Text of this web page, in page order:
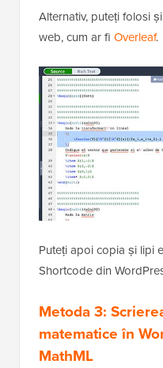
Alternativ, puteți folosi
web, cum ar fi Overleaf.
Puteți apoi copia și lipi
Shortcode din
Metoda 3:
matematice în
MathML